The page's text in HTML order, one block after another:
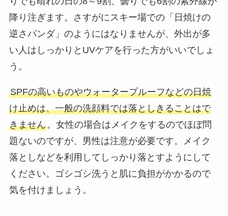
降り注ぎます。さすがにスキー場での「日焼けの
逆さパンダ」のようにはなりませんが、外出が多
い人はしっかりとUVケアを行った方がいいでしょ
う。
SPFの高いものやウォータープルーフなどの日焼
け止めは、一般の洗顔料では落としきることはで
きません。女性の場合はメイクをするのでほぼ問
題ないのですが、男性は注意が必要です。メイク
落としなどを利用してしっかり落とすようにして
ください。ゴシゴシ洗うと肌に負担がかかるので
気を付けましょう。